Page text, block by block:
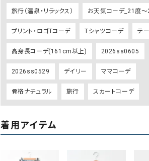
blue willow（ブルーウィロー）
CUBE SUGAR（キューブシュガー）
ルスター）
Champion（チャンピオン）
DENIM DUNGAREE（デニムダンガリー）
FLAVOR TEE（フレーバーティー）
旅行（温泉・リラックス） お天気コーデ_21度
プリント・ロゴTコーデ Tシャツコーデ テ
高身長コーデ(161cm以上) 2026ss0605
2026ss0529 デイリー ママコーデ
骨格ナチュラル 旅行 スカートコーデ
着用アイテム